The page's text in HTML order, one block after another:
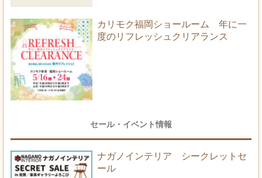
カリモク福岡ショールーム 年に一
度のリフレッシュクリアランス
セール・イベント情報
ナガノインテリア シークレットセ
ール